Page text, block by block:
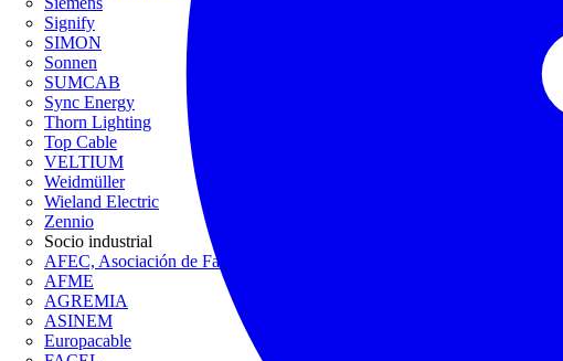
Signify
SIMON
Sonnen
SUMCAB
Sync Energy
Thorn Lighting
Top Cable
VELTIUM
Weidmüller
Wieland Electric
Zennio
Socio industrial
AFEC, Asociación de Fabricantes de Equipos de Climatización
AFME
AGREMIA
ASINEM
Europacable